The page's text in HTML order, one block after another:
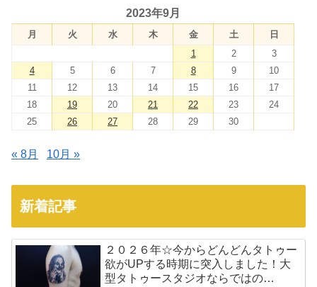
2023年9月
月 火 水 木 金 土
日
1
2
3
4
5 6 7 8 9
10
11
12 13 14 15 16
17
18
19 20 21 22 23
24
25
26 27 28 29 30
« 8月 10月 »
新着記事
２０２６年☆今からどんどんタトゥー
欲がUPする時期に突入しました！大
型タトゥースタジオならではの…